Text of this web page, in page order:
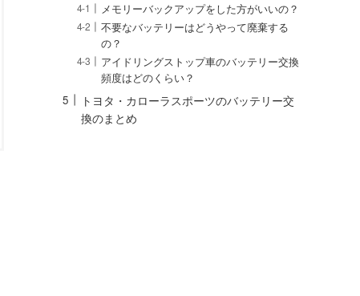
メモリーバックアップをした方がいいの？
不要なバッテリーはどうやって廃棄する
の？
アイドリングストップ車のバッテリー交換
頻度はどのくらい？
トヨタ・カローラスポーツのバッテリー交
換のまとめ